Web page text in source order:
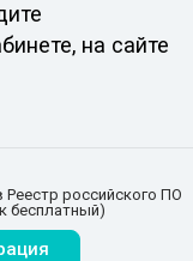
на сайте
Реестр российского ПО
бесплатный)